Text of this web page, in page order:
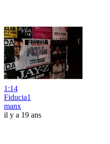
1:14
Fiducia1
manx
il y a 19 ans